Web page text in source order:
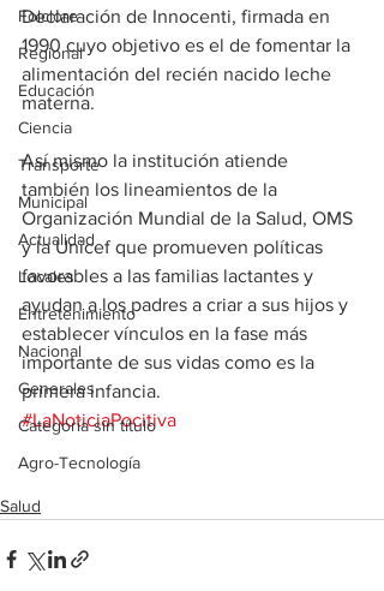
Folclore
Regional
Educación
Ciencia
Transporte
Municipal
Actualidad
Locales
Entretenimiento
Nacional
Generales
Categoría sin título
Agro-Tecnología
Declaración de Innocenti, firmada en
1990 cuyo objetivo es el de fomentar la
alimentación del recién nacido leche
materna.
Así mismo la institución atiende
también los lineamientos de la
Organización Mundial de la Salud, OMS
y la Unicef que promueven políticas
favorables a las familias lactantes y
ayudan a los padres a criar a sus hijos y
establecer vínculos en la fase más
importante de sus vidas como es la
primera infancia.
#LaNoticiaPocitiva
Salud